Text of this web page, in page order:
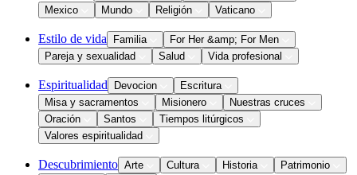
Mexico
Mundo Religión Vaticano
Estilo de vida Familia
For Her &amp; For Men
Pareja y sexualidad
Salud Vida profesional
Espiritualidad Devocion
Escritura
Misa y sacramentos
Misionero
Nuestras cruces
Oración
Santos
Tiempos litúrgicos
Valores espiritualidad
Descubrimiento Arte Cultura Historia
Patrimonio